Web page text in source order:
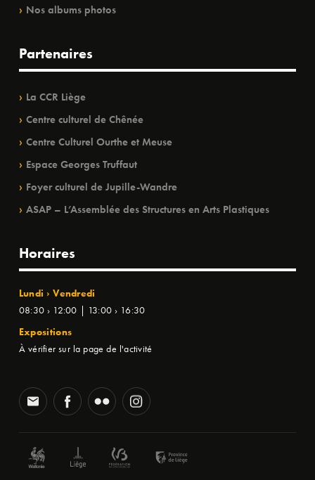
Nos albums photos
Partenaires
La CCR Liège
Centre culturel de Chênée
Centre Culturel Ourthe et Meuse
Espace Georges Truffaut
Foyer culturel de Jupille-Wandre
ASAP – L’Assemblée des Structures en Arts Plastiques
Horaires
Lundi › Vendredi
08:30 › 12:00 | 13:00 › 16:30
Expositions
À vérifier sur la page de l'activité